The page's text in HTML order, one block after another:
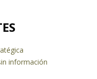
información